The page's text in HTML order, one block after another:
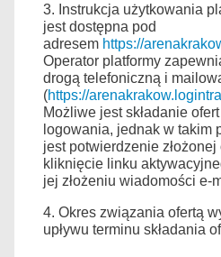
3. Instrukcja użytkowania
jest dostępna pod
adresem https://
Operator platformy
drogą telefoniczną i
(https://
Możliwe jest składanie
logowania, jednak w takim
jest potwierdzenie złożonej
kliknięcie linku
jej złożeniu wiadomości e-
4. Okres związania ofertą
upływu terminu składania